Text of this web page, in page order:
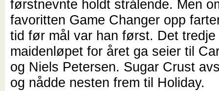
førstnevnte holdt strålende. Men
favoritten Game Changer opp
tid før mål var han først. Det tredje
maidenløpet for året ga seier til
og Niels Petersen. Sugar Crust
og nådde nesten frem til Holiday.